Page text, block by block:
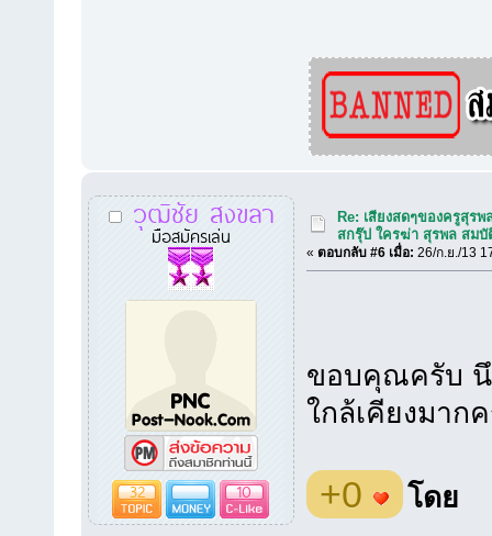
วุฒิชัย สงขลา
มือสมัครเล่น
32 10
Re: เสียงสดๆของครูสุรพ
สกรุ๊ป ใครฆ่า สุรพล สมบั
« ตอบกลับ #6 เมื่อ: 26/ก.ย./13
ขอบคุณครับ นึ
ใกล้เคียงมาก
+0 โดย